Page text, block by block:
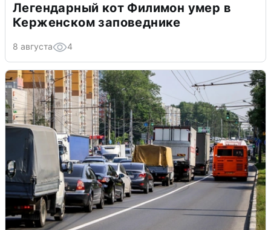
Легендарный кот Филимон умер в
Керженском заповеднике
8 августа 4